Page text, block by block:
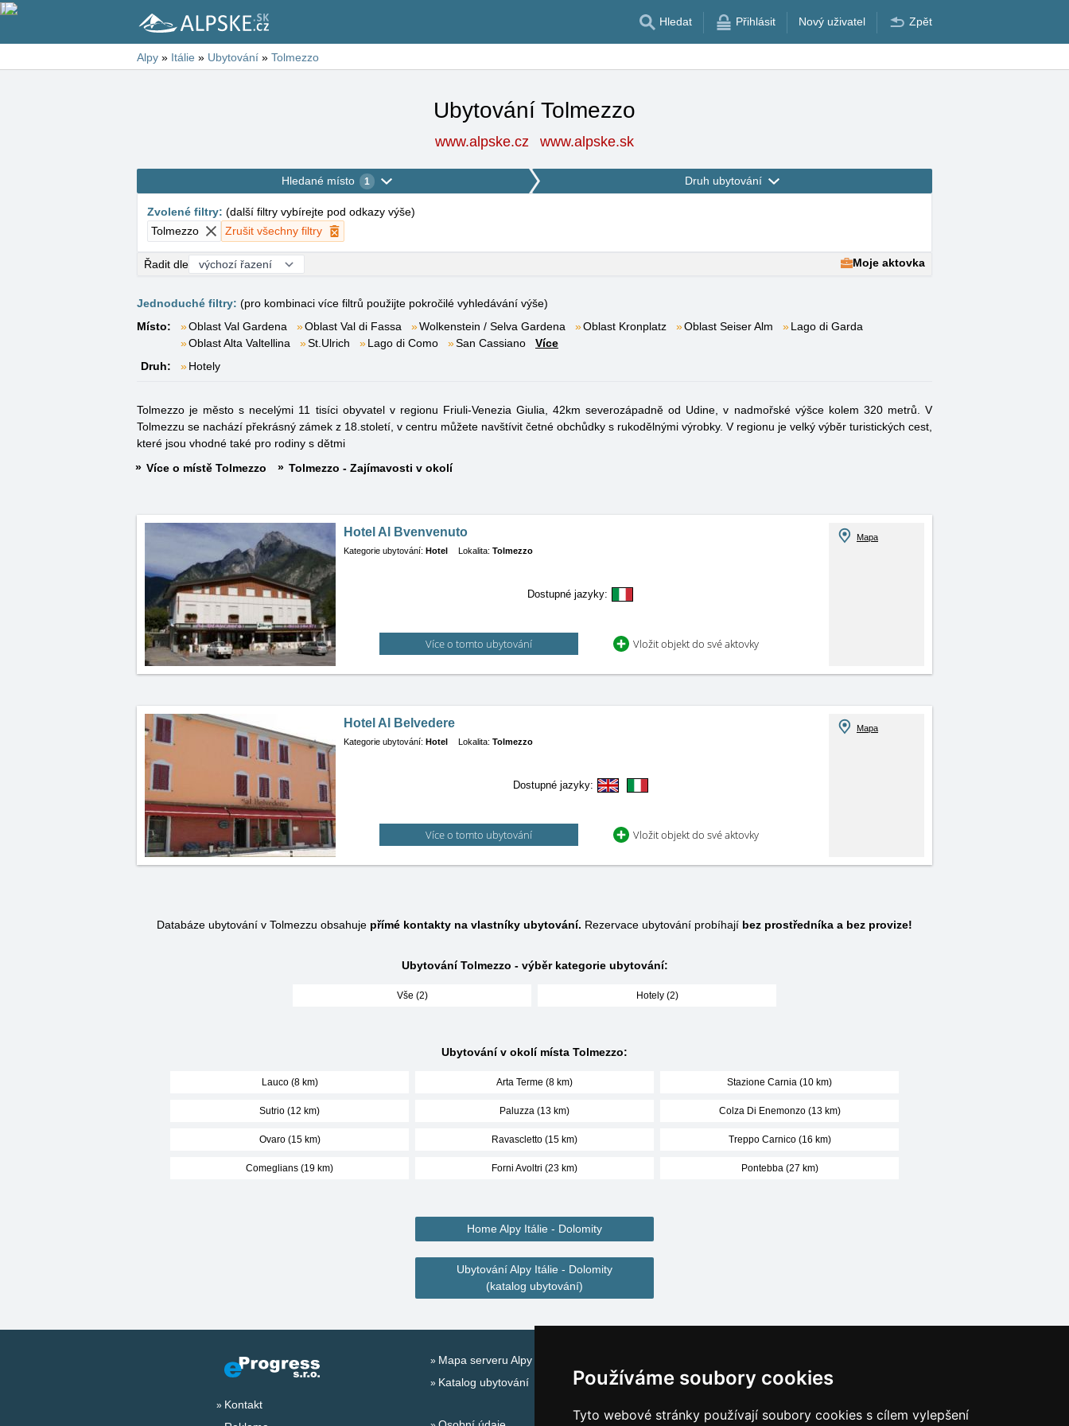
Používáme soubory cookies
Tyto webové stránky používají soubory cookies s cílem vylepšení
Hledat Přihlásit Nový uživatel Zpět
Alpy » Itálie » Ubytování » Tolmezzo
Ubytování Tolmezzo
www.alpske.cz www.alpske.sk
Hledané místo 1 Druh ubytování
Zvolené filtry: (další filtry vybírejte pod odkazy výše)
Tolmezzo
Zrušit všechny filtry
Řadit dle Moje aktovka
Jednoduché filtry: (pro kombinaci více filtrů použijte pokročilé vyhledávání výše)
Místo:
Oblast Val Gardena Oblast Val di Fassa Wolkenstein / Selva Gardena Oblast Kronplatz Oblast Seiser Alm
Lago di Garda
Oblast Alta Valtellina
St.Ulrich Lago di Como San Cassiano
Více
Druh:
Hotely
Tolmezzo je město s necelými 11 tisíci obyvatel v regionu Friuli-Venezia Giulia, 42km severozápadně od Udine, v nadmořské výšce kolem 320 metrů. V
Tolmezzu se nachází překrásný zámek z 18.století, v centru můžete navštívit četné obchůdky s rukodělnými výrobky. V regionu je velký výběr turistických cest,
které jsou vhodné také pro rodiny s dětmi
Více o místě Tolmezzo
Tolmezzo - Zajímavosti v okolí
Hotel Al Bvenvenuto
Kategorie ubytování: Hotel Lokalita: Tolmezzo
Dostupné jazyky:
Více o tomto ubytování Vložit objekt do své aktovky
Mapa
Hotel Al Belvedere
Kategorie ubytování: Hotel Lokalita: Tolmezzo
Dostupné jazyky:
Více o tomto ubytování Vložit objekt do své aktovky
Mapa
Databáze ubytování v Tolmezzu obsahuje přímé kontakty na vlastníky ubytování. Rezervace ubytování probíhají bez prostředníka a bez provize!
Ubytování Tolmezzo - výběr kategorie ubytování:
Vše (2) Hotely (2)
Ubytování v okolí místa Tolmezzo:
Lauco (8 km) Arta Terme (8 km) Stazione Carnia (10 km)
Sutrio (12 km) Paluzza (13 km) Colza Di Enemonzo (13 km)
Ovaro (15 km) Ravascletto (15 km) Treppo Carnico (16 km)
Comeglians (19 km) Forni Avoltri (23 km) Pontebba (27 km)
Home Alpy Itálie - Dolomity
Ubytování Alpy Itálie - Dolomity
(katalog ubytování)
Kontakt
Mapa serveru Alpy Itálie - Dolomity
Katalog ubytování
České hory